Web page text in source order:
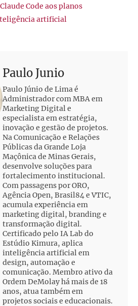
Code aos planos
artificial
Paulo Junio
Paulo Júnio de Lima é
Administrador com MBA em
Marketing Digital e
especialista em estratégia,
inovação e gestão de projetos.
Na Comunicação e Relações
Públicas da Grande Loja
Maçônica de Minas Gerais,
desenvolve soluções para
fortalecimento institucional.
Com passagens por ORO,
Agência Open, Brasil84 e VTIC,
acumula experiência em
marketing digital, branding e
transformação digital.
Certificado pelo IA Lab do
Estúdio Kimura, aplica
inteligência artificial em
design, automação e
comunicação. Membro ativo da
Ordem DeMolay há mais de 18
anos, atua também em
projetos sociais e educacionais.